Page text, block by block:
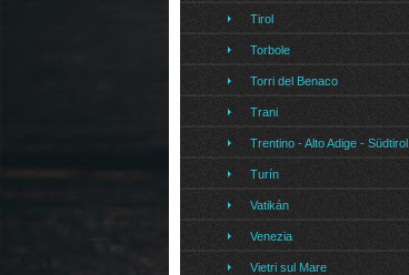
Tirol
Torbole
Torri del Benaco
Trani
Trentino - Alto Adige - Südtirol
Turín
Vatikán
Venezia
Vietri sul Mare